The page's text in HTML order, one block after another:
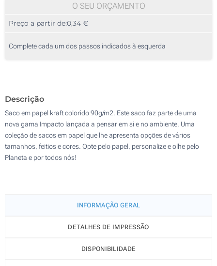
100
250
Outra :
O SEU ORÇAMENTO
Preço a partir de:0,34 €
Complete cada um dos passos indicados à esquerda
Descrição
Saco em papel kraft colorido 90g/m2. Este saco faz parte de uma
nova gama Impacto lançada a pensar em si e no ambiente. Uma
coleção de sacos em papel que lhe apresenta opções de vários
tamanhos, feitios e cores. Opte pelo papel, personalize e olhe pelo
Planeta e por todos nós!
INFORMAÇÃO GERAL
DETALHES DE IMPRESSÃO
DISPONIBILIDADE